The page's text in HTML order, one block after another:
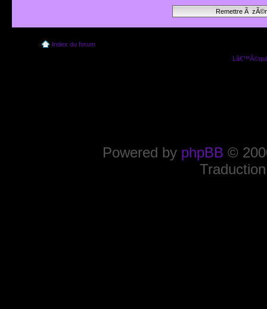
Index du forum
Powered by phpBB ©